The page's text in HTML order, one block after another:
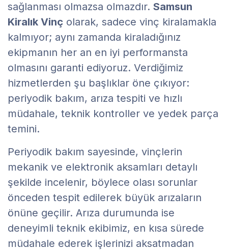
sağlanması olmazsa olmazdır. Samsun
Kiralık Vinç olarak, sadece vinç kiralamakla
kalmıyor; aynı zamanda kiraladığınız
ekipmanın her an en iyi performansta
olmasını garanti ediyoruz. Verdiğimiz
hizmetlerden şu başlıklar öne çıkıyor:
periyodik bakım, arıza tespiti ve hızlı
müdahale, teknik kontroller ve yedek parça
temini.
Periyodik bakım sayesinde, vinçlerin
mekanik ve elektronik aksamları detaylı
şekilde incelenir, böylece olası sorunlar
önceden tespit edilerek büyük arızaların
önüne geçilir. Arıza durumunda ise
deneyimli teknik ekibimiz, en kısa sürede
müdahale ederek işlerinizi aksatmadan